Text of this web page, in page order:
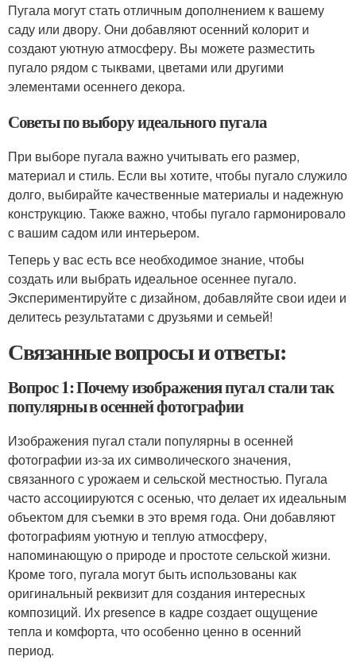
Пугала могут стать отличным дополнением к вашему
саду или двору. Они добавляют осенний колорит и
создают уютную атмосферу. Вы можете разместить
пугало рядом с тыквами, цветами или другими
элементами осеннего декора.
Советы по выбору идеального пугала
При выборе пугала важно учитывать его размер,
материал и стиль. Если вы хотите, чтобы пугало служило
долго, выбирайте качественные материалы и надежную
конструкцию. Также важно, чтобы пугало гармонировало
с вашим садом или интерьером.
Теперь у вас есть все необходимое знание, чтобы
создать или выбрать идеальное осеннее пугало.
Экспериментируйте с дизайном, добавляйте свои идеи и
делитесь результатами с друзьями и семьей!
Связанные вопросы и ответы:
Вопрос 1: Почему изображения пугал стали так
популярны в осенней фотографии
Изображения пугал стали популярны в осенней
фотографии из-за их символического значения,
связанного с урожаем и сельской местностью. Пугала
часто ассоциируются с осенью, что делает их идеальным
объектом для съемки в это время года. Они добавляют
фотографиям уютную и теплую атмосферу,
напоминающую о природе и простоте сельской жизни.
Кроме того, пугала могут быть использованы как
оригинальный реквизит для создания интересных
композиций. Их presence в кадре создает ощущение
тепла и комфорта, что особенно ценно в осенний
период.